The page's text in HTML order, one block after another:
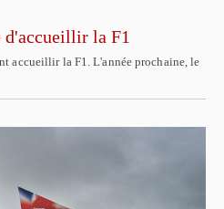
la F1
accueillir la F1. L'année prochaine, le